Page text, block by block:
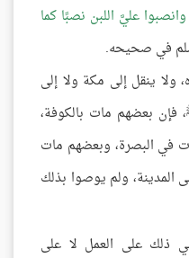
عليَّ اللبن نصبًا كما
في صحيحه.
ولا ينقل إلى مكة ولا إلى
فإن بعضهم مات بالكوفة،
في البصرة، وبعضهم مات
المدينة، ولم يوصوا بذلك
ذلك على العمل لا على